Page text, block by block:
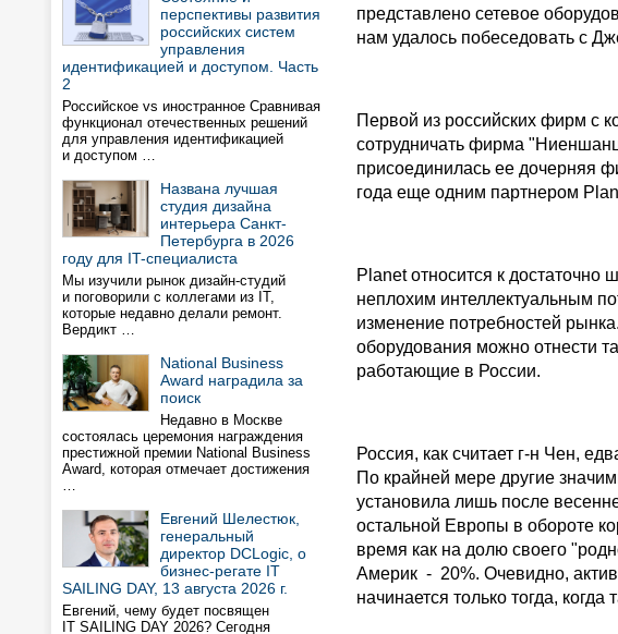
перспективы развития
российских систем
управления
идентификацией и доступом. Часть
2
Российское vs иностранное Сравнивая
функционал отечественных решений
для управления идентификацией
и доступом …
Названа лучшая
студия дизайна
интерьера Санкт-
Петербурга в 2026
году для IT-специалиста
Мы изучили рынок дизайн-студий
и поговорили с коллегами из IT,
которые недавно делали ремонт.
Вердикт …
National Business
Award наградила за
поиск
Недавно в Москве
состоялась церемония награждения
престижной премии National Business
Award, которая отмечает достижения
…
Евгений Шелестюк,
генеральный
директор DCLogic, о
бизнес-регате IT
SAILING DAY, 13 августа 2026 г.
Евгений, чему будет посвящен
IT SAILING DAY 2026? Сегодня
представлено сетевое
нам удалось побеседовать с
Первой из российских фирм с
сотрудничать фирма
присоединилась ее дочерняя
года еще одним партнером
Planet относится к
неплохим интеллектуальным
изменение потребностей
оборудования можно отнести
работающие в России.
Россия, как считает г-н Чен,
По крайней мере другие
установила лишь после
остальной Европы в обороте
время как на долю своего
Америк - 20%. Очевидно,
начинается только тогда,